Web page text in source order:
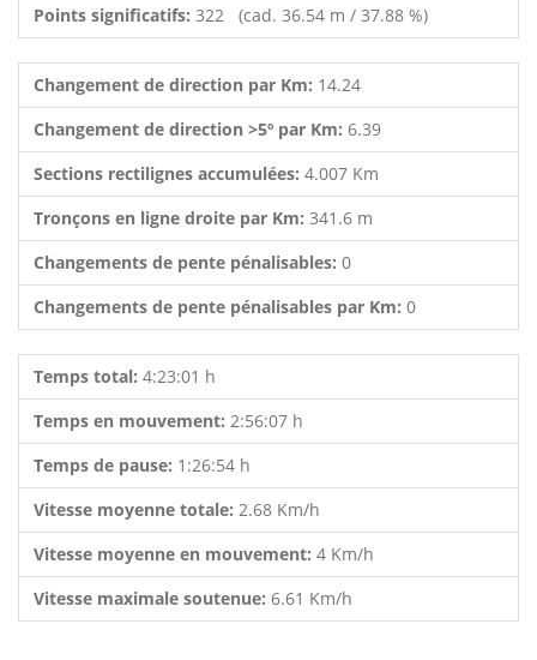
Points significatifs: 322 (cad. 36.54 m / 37.88 %)
Changement de direction par Km: 14.24
Changement de direction >5º par Km: 6.39
Sections rectilignes accumulées: 4.007 Km
Tronçons en ligne droite par Km: 341.6 m
Changements de pente pénalisables: 0
Changements de pente pénalisables par Km: 0
Temps total: 4:23:01 h
Temps en mouvement: 2:56:07 h
Temps de pause: 1:26:54 h
Vitesse moyenne totale: 2.68 Km/h
Vitesse moyenne en mouvement: 4 Km/h
Vitesse maximale soutenue: 6.61 Km/h